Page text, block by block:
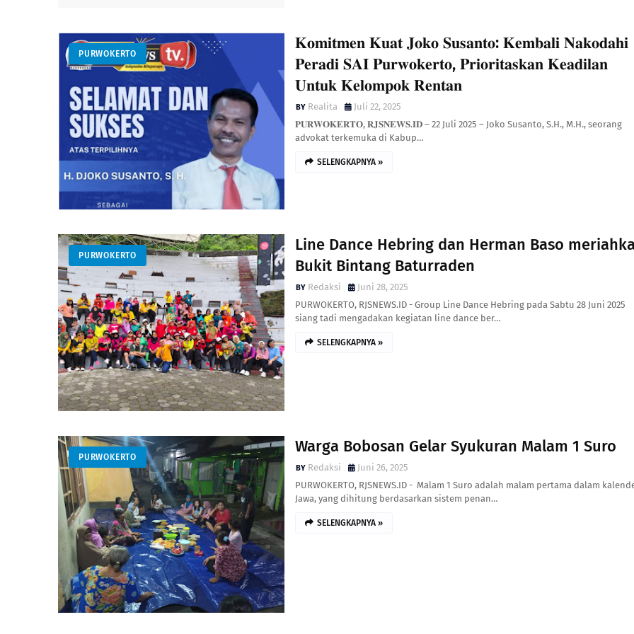
PURWOKERTO
𝐊𝐨𝐦𝐢𝐭𝐦𝐞𝐧 𝐊𝐮𝐚𝐭 𝐉𝐨𝐤𝐨 𝐒𝐮𝐬𝐚𝐧𝐭𝐨: 𝐊𝐞𝐦𝐛𝐚𝐥𝐢 𝐍𝐚𝐤𝐨𝐝𝐚𝐡𝐢
𝐏𝐞𝐫𝐚𝐝𝐢 𝐒𝐀𝐈 𝐏𝐮𝐫𝐰𝐨𝐤𝐞𝐫𝐭𝐨, 𝐏𝐫𝐢𝐨𝐫𝐢𝐭𝐚𝐬𝐤𝐚𝐧 𝐊𝐞𝐚𝐝𝐢𝐥𝐚𝐧
𝐔𝐧𝐭𝐮𝐤 𝐊𝐞𝐥𝐨𝐦𝐩𝐨𝐤 𝐑𝐞𝐧𝐭𝐚𝐧
Realita
Juli 22, 2025
𝐏𝐔𝐑𝐖𝐎𝐊𝐄𝐑𝐓𝐎, 𝐑𝐉𝐒𝐍𝐄𝐖𝐒.𝐈𝐃 – 22 Juli 2025 – Joko Susanto, S.H., M.H., seorang
advokat terkemuka di Kabup…
SELENGKAPNYA »
PURWOKERTO
Line Dance Hebring dan Herman Baso
Bukit Bintang Baturraden
Redaksi
Juni 28, 2025
PURWOKERTO, RJSNEWS.ID - Group Line Dance Hebring pada Sabtu 28 Juni 2025
siang tadi mengadakan kegiatan line dance ber…
SELENGKAPNYA »
PURWOKERTO
Warga Bobosan Gelar Syukuran Malam 1 Suro
Redaksi
Juni 26, 2025
PURWOKERTO, RJSNEWS.ID - Malam 1 Suro adalah malam pertama dalam
Jawa, yang dihitung berdasarkan sistem penan…
SELENGKAPNYA »